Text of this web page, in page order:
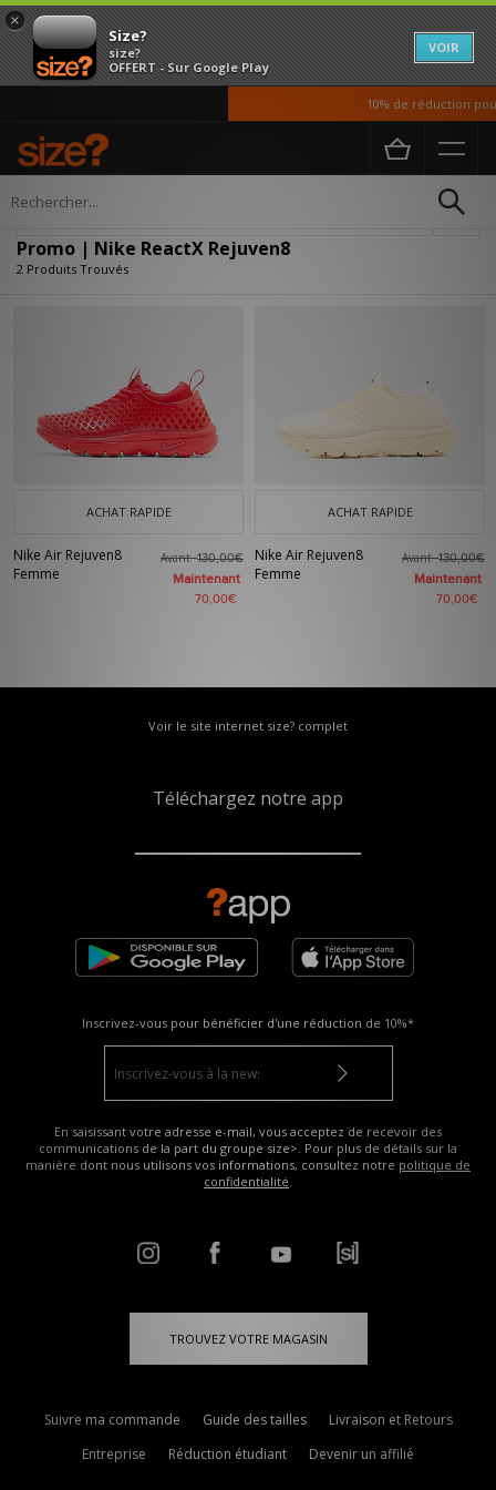
×
Size?
size?
OFFERT - Sur Google Play
VOIR
10% de réduction
Accueil Promo | Nike ReactX Rejuven8
Promo | Nike ReactX Rejuven8
2 Produits Trouvés
ACHAT RAPIDE
Nike Air Rejuven8
Femme
Avant130,00€
Maintenant
70,00€
ACHAT RAPIDE
Nike Air Rejuven8
Femme
Avant130,00€
Maintenant
70,00€
Voir le site internet size? complet
Téléchargez notre app
Inscrivez-vous pour bénéficier d'une réduction de 10%*
En saisissant votre adresse e-mail, vous acceptez de recevoir des
communications de la part du groupe size>. Pour plus de détails sur la
manière dont nous utilisons vos informations, consultez notre politique de
confidentialité.
TROUVEZ VOTRE MAGASIN
Suivre ma commande Guide des tailles
Livraison et Retours
Entreprise
Réduction étudiant Devenir un affilié